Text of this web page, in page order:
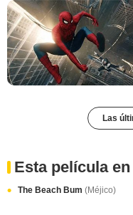
Las
Esta película
The Beach Bum (Méjico)